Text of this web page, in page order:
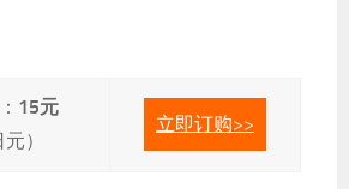
15元
）
立即订购>>